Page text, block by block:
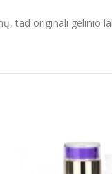
tad originali gelinio